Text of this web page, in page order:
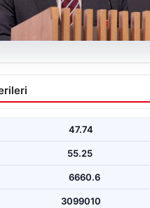
8 sosyal
duyurusu
47.74
55.25
6660.6
3099010